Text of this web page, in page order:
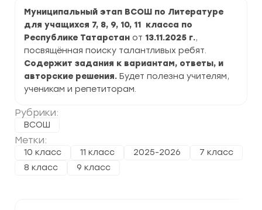
Муниципальный этап ВСОШ по Литературе
для учащихся 7, 8, 9, 10, 11 класса по
Республике Татарстан от 13.11.2025 г.,
посвящённая поиску талантливых ребят.
Содержит задания к вариантам, ответы, и
авторские решения. Будет полезна учителям,
ученикам и репетиторам.
Рубрики:
ВСОШ
Метки:
10 класс 11 класс 2025-2026
7 класс
8 класс
9 класс
2025-
2026
г.
по
Республике
Татарстан